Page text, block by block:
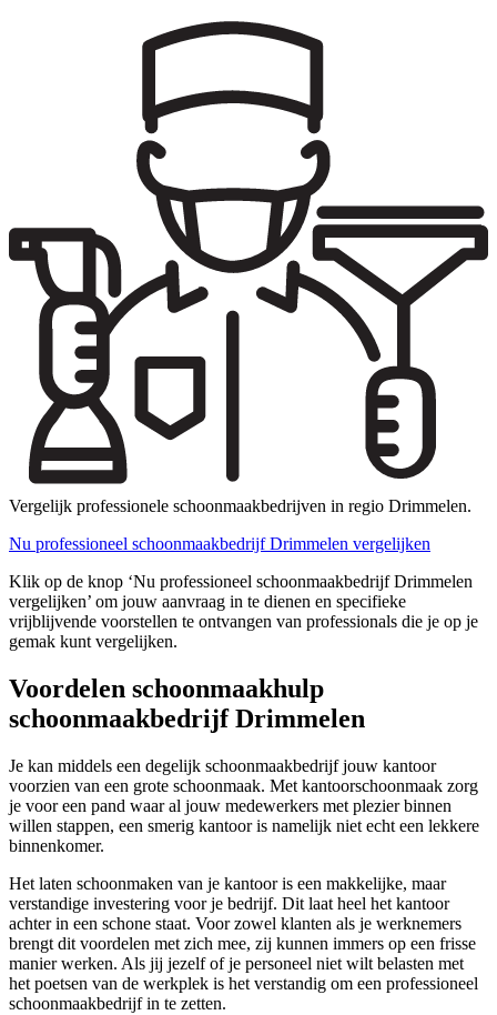
Vergelijk professionele schoonmaakbedrijven in regio Drimmelen.
Nu professioneel schoonmaakbedrijf Drimmelen vergelijken
Klik op de knop ‘Nu professioneel schoonmaakbedrijf Drimmelen
vergelijken’ om jouw aanvraag in te dienen en specifieke
vrijblijvende voorstellen te ontvangen van professionals die je op je
gemak kunt vergelijken.
Voordelen schoonmaakhulp
schoonmaakbedrijf Drimmelen
Je kan middels een degelijk schoonmaakbedrijf jouw kantoor
voorzien van een grote schoonmaak. Met kantoorschoonmaak zorg
je voor een pand waar al jouw medewerkers met plezier binnen
willen stappen, een smerig kantoor is namelijk niet echt een lekkere
binnenkomer.
Het laten schoonmaken van je kantoor is een makkelijke, maar
verstandige investering voor je bedrijf. Dit laat heel het kantoor
achter in een schone staat. Voor zowel klanten als je werknemers
brengt dit voordelen met zich mee, zij kunnen immers op een frisse
manier werken. Als jij jezelf of je personeel niet wilt belasten met
het poetsen van de werkplek is het verstandig om een professioneel
schoonmaakbedrijf in te zetten.